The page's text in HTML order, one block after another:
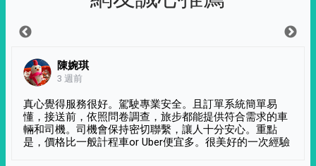
陳婉琪
3 週前
真心覺得服務很好。駕駛專業安全。且訂單系統簡單易
懂，接送前，依照問卷調查，旅步都能提供符合需求的車
輛和司機。司機會保持密切聯繫，讓人十分安心。重點
是，價格比一般計程車or Uber便宜多。很美好的一次經驗